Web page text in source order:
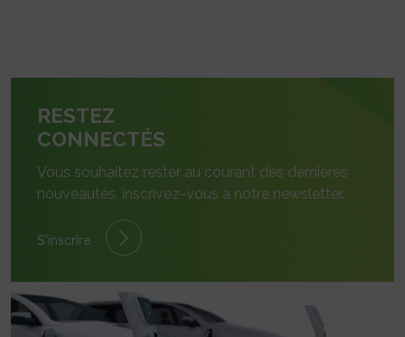
RESTEZ
CONNECTÉS
Vous souhaitez rester au courant des dernières
nouveautés, inscrivez-vous à notre newsletter.
S'inscrire